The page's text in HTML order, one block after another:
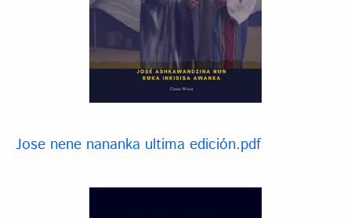
Jose nene nananka ultima edición.pdf